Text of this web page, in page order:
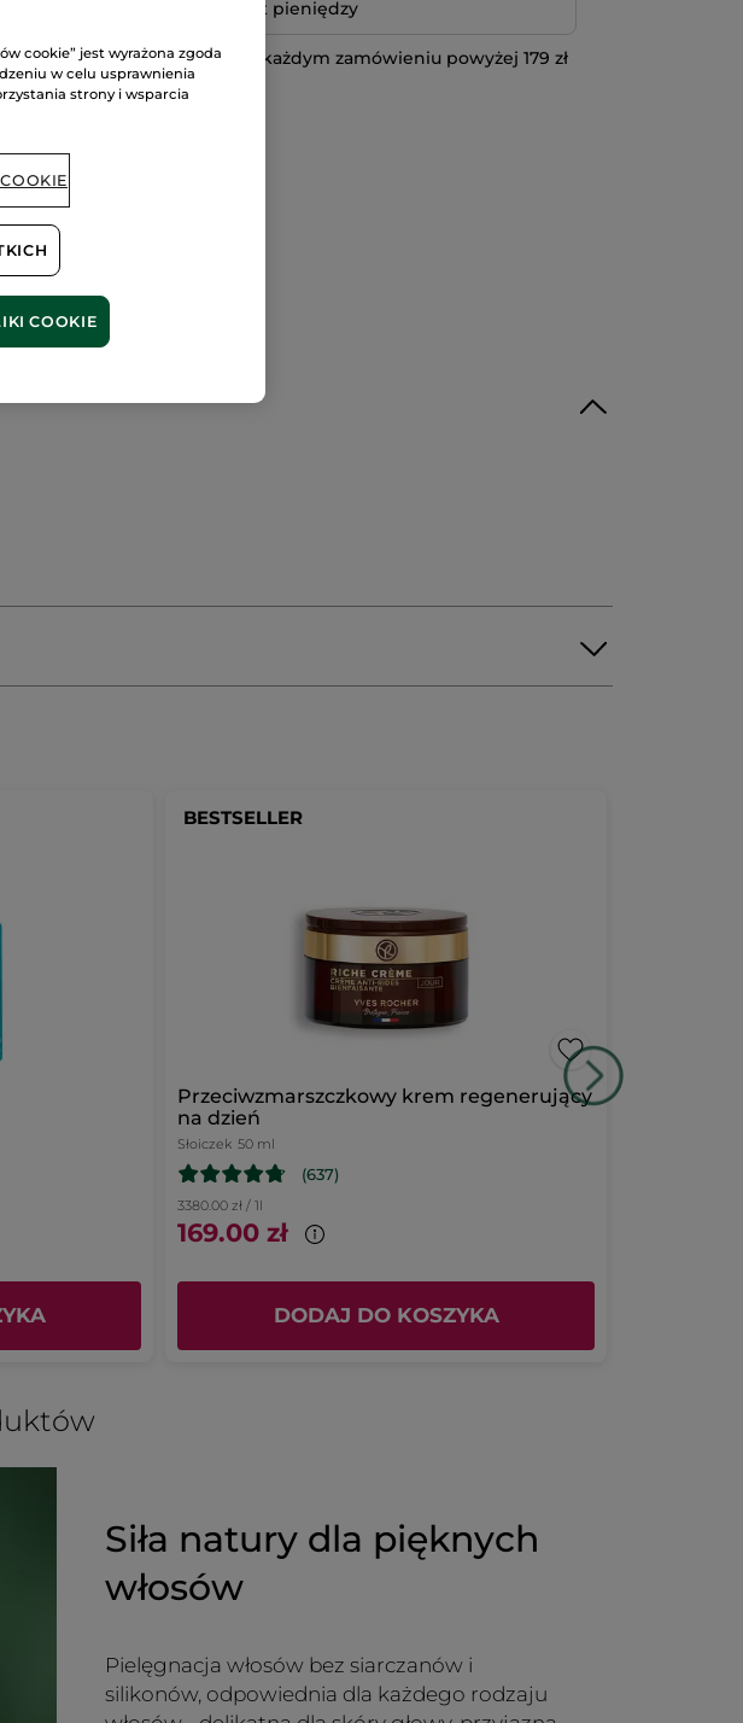
Satysfakcja albo zwrot pieniędzy
Darmowa wysyłka przy każdym zamówieniu powyżej 179 zł
DOWIEDZ SIĘ WIĘCEJ
BESTSELLER
Przeciwzmarszczkowy krem regenerujący
na dzień
Słoiczek 50 ml
(637)
3380.00 zł / 1l
169.00 zł
DODAJ DO KOSZYKA
Siła natury dla pięknych
włosów
Pielęgnacja włosów bez siarczanów i
silikonów, odpowiednia dla każdego rodzaju
cookie” jest wyrażona zgoda
w celu usprawnienia
strony i wsparcia
COOKIE